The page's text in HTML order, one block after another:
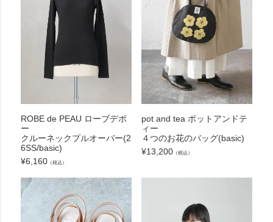
ROBE de PEAU ローブデポ
ー
クルーネックプルオーバー(2
6SS/basic)
¥6,160（税込）
pot and tea ポットアンドテ
ィー
４つのお花のバッグ(basic)
¥13,200 （税込）